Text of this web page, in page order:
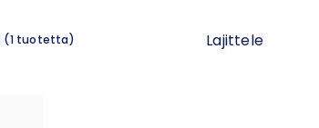
(1tuotetta) Lajittele